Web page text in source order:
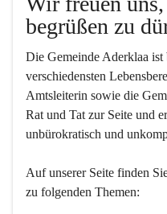
begrüßen zu
Die Gemeinde Aderklaa ist
verschiedensten
Amtsleiterin sowie die
Rat und Tat zur Seite und
unbürokratisch und
Auf unserer Seite finden
zu folgenden Themen: